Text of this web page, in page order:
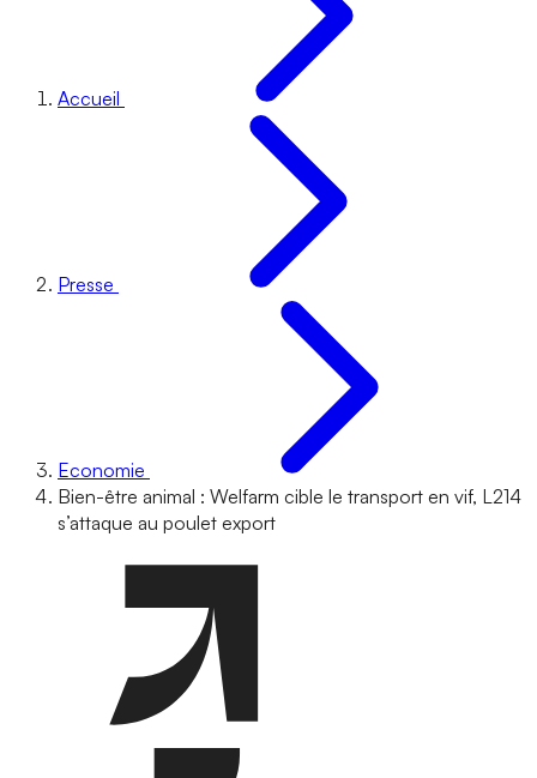
Accueil
Presse
Economie
Bien-être animal : Welfarm cible le transport en vif, L214
s’attaque au poulet export